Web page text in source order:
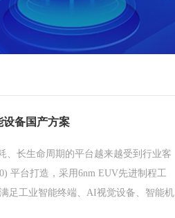
设备国产方案
、长生命周期的平台越来越受到行业客
平台打造，采用6nm EUV先进制程工
足工业智能终端、AI视觉设备、智能机